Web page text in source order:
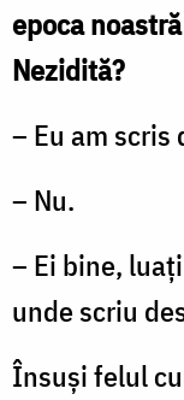
epoca
Nezidită?
– Eu am
– Nu.
– Ei bine,
unde scriu
Însuși felul